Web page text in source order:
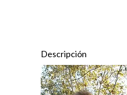
Descripción